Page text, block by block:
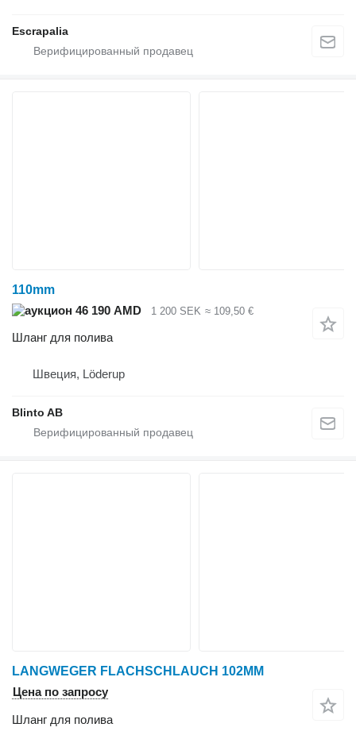
Escrapalia
110mm
46 190 AMD
1 200 SEK ≈ 109,50 €
Шланг для полива
Швеция, Löderup
Blinto AB
LANGWEGER FLACHSCHLAUCH 102MM
Цена по запросу
Шланг для полива